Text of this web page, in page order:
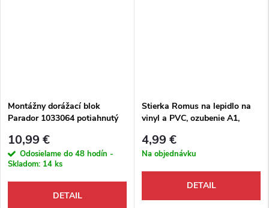
Montážny dorážací blok
Parador 1033064 potiahnutý
10,99 €
Odosielame do 48 hodín -
Skladom: 14 ks
DETAIL
Stierka Romus na lepidlo na
vinyl a PVC, ozubenie A1,
4,99 €
Na objednávku
DETAIL